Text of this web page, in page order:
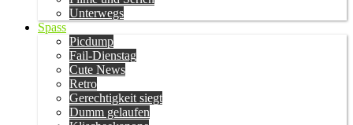
Unterwegs
Spass
Picdump
Fail-Dienstag
Cute News
Retro
Gerechtigkeit siegt
Dumm gelaufen